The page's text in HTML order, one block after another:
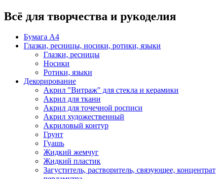
Всё для творчества и рукоделия
Бумага А4
Глазки, ресницы, носики, ротики, языки
Глазки, ресницы
Носики
Ротики, языки
Декорирование
Акрил "Витраж" для стекла и керамики
Акрил для ткани
Акрил для точечной росписи
Акрил художественный
Акриловый контур
Грунт
Гуашь
Жидкий жемчуг
Жидкий пластик
Загуститель, растворитель, связующее, концентрат